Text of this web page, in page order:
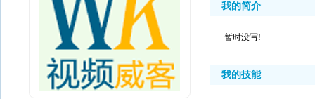
我的简介
暂时没写!
我的技能